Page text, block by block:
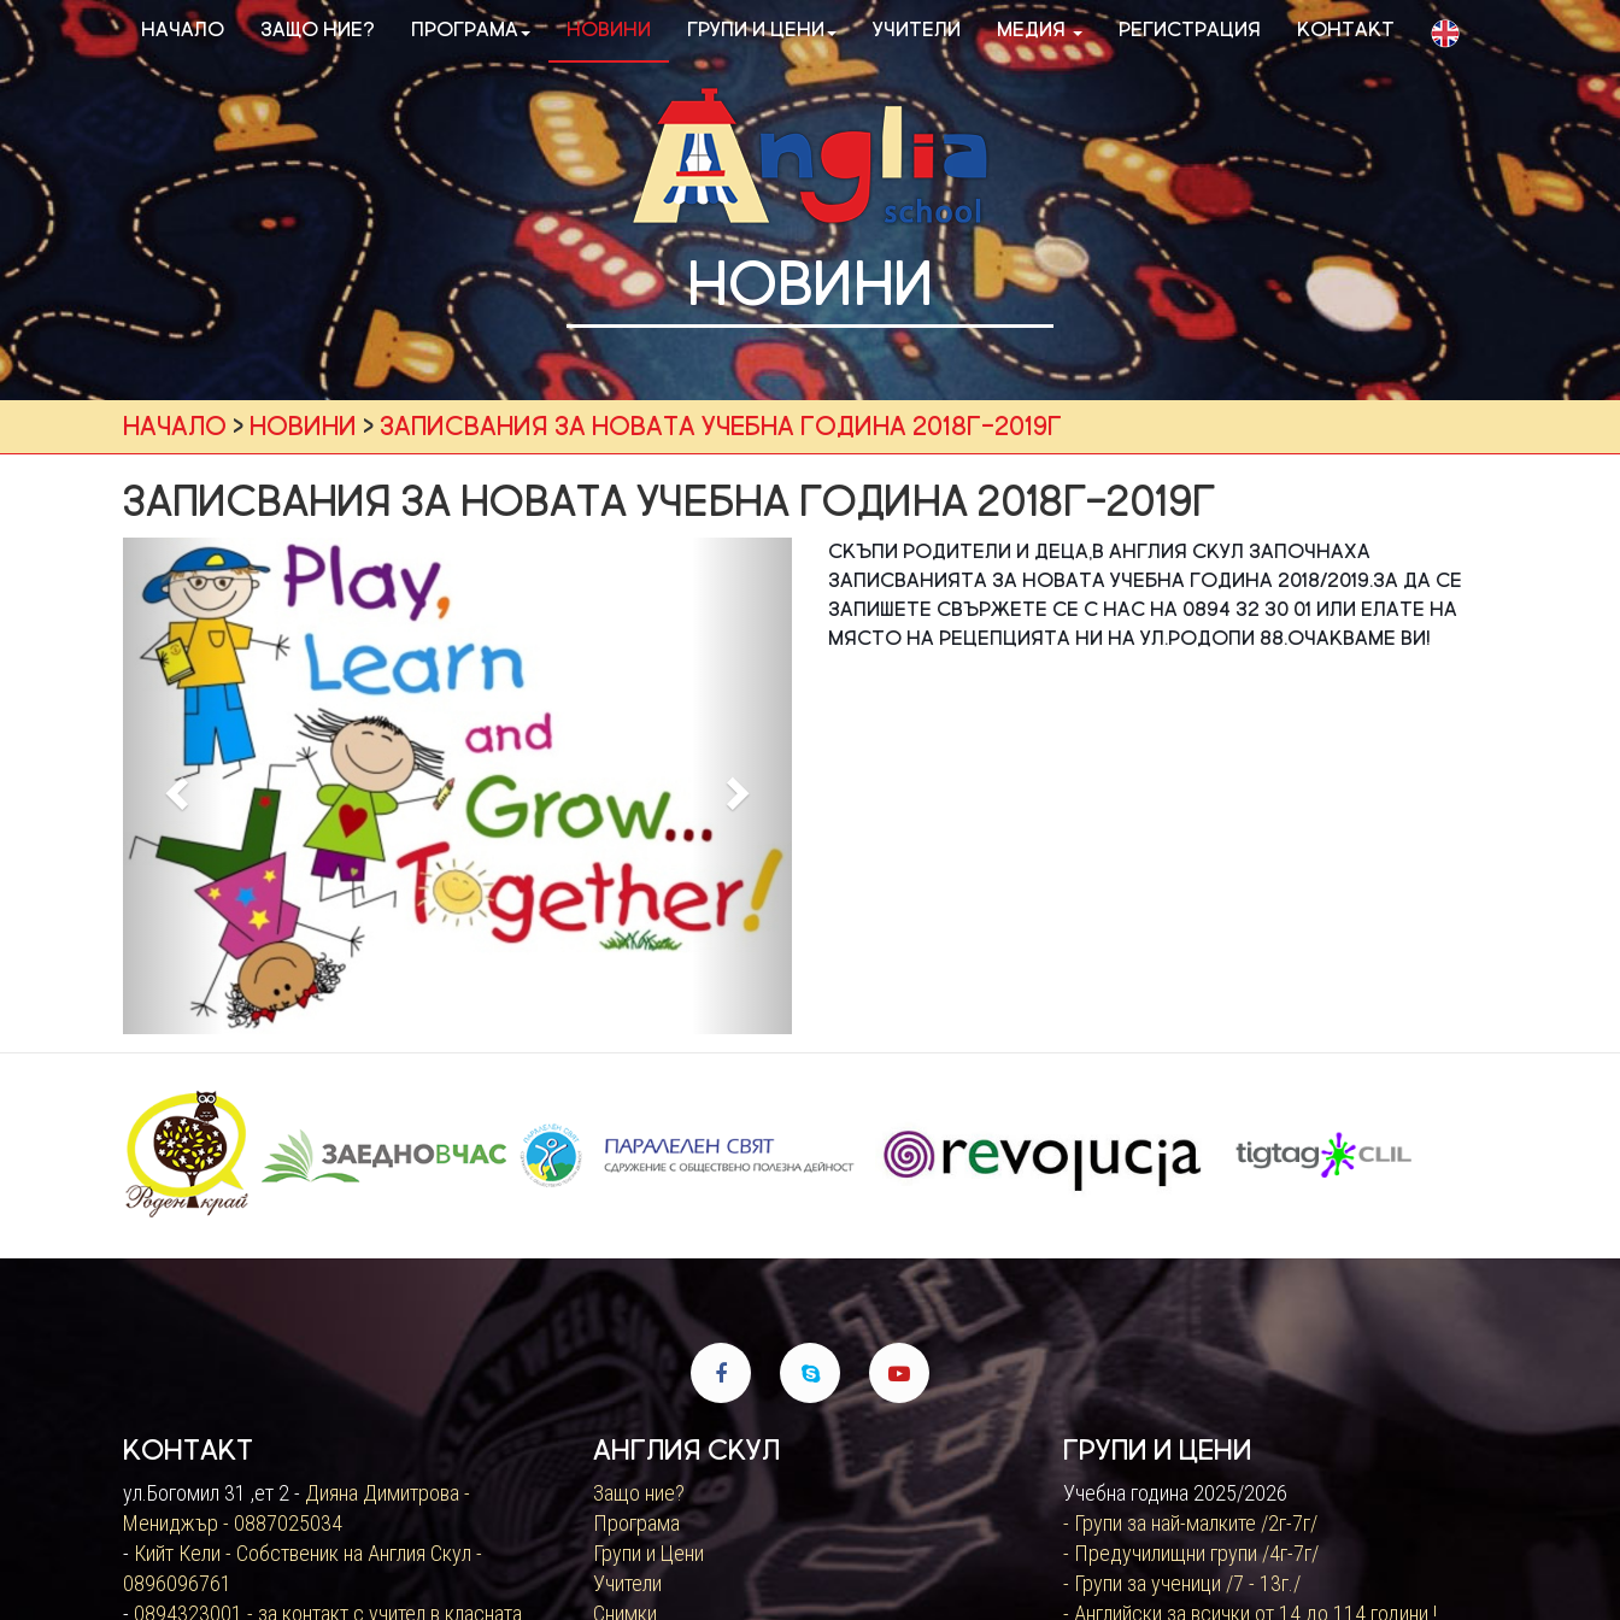
Начало Защо ние? Програма Новини Групи и цени Учители Медия Регистрация Контакт
НОВИНИ
Начало › Новини › Записвания за новата учебна година 2018г-2019г
Записвания за новата учебна година 2018г-2019г
Previous
Скъпи родители и деца,в Англия Скул започнаха
записванията за новата учебна година 2018/2019.За да се
запишете свържете се с нас на 0894 32 30 01 или елате на
място на рецепцията ни на ул.Родопи 88.Очакваме ви!
Контакт
ул.Богомил 31 ,ет 2 - Дияна Димитрова -
Мениджър - 0887025034
- Кийт Кели - Собственик на Англия Скул -
0896096761
- 0894323001 - за контакт с учител в класната
Англия Скул
Защо ние?
Програма
Групи и Цени
Учители
Снимки
Групи и цени
Учебна година 2025/2026
- Групи за най-малките /2г-7г/
- Предучилищни групи /4г-7г/
- Групи за ученици /7 - 13г./
- Английски за всички от 14 до 114 години !